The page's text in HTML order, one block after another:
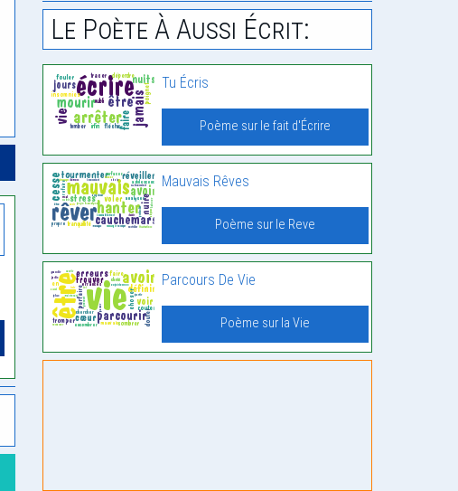
Le Poète À Aussi Écrit:
Tu Écris
Poème sur le fait d'Écrire
Mauvais Rêves
Poème sur le Reve
Parcours De Vie
Poème sur la Vie